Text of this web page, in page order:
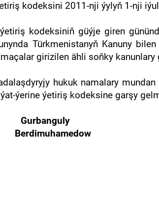
kodeksini 2011-nji ýylyň 1-nji
kodeksiniň güýje giren
TürkmenistanyňKanuny bilen
girizilen ähli soňky
hukuk namalary mundan
ýerine ýetiriş kodeksine garşy
Gurbanguly
Berdimuhamedow